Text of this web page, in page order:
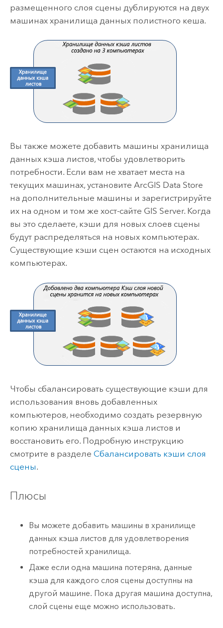
размещенного слоя сцены дублируются на двух
машинах хранилища данных полистного кеша.
Вы также можете добавить машины хранилища
данных кэша листов, чтобы удовлетворить
потребности. Если вам не хватает места на
текущих машинах, установите ArcGIS Data Store
на дополнительные машины и зарегистрируйте
их на одном и том же хост-сайте GIS Server. Когда
вы это сделаете, кэши для новых слоев сцены
будут распределяться на новых компьютерах.
Существующие кэши сцен остаются на исходных
компьютерах.
Чтобы сбалансировать существующие кэши для
использования вновь добавленных
компьютеров, необходимо создать резервную
копию хранилища данных кэша листов и
восстановить его. Подробную инструкцию
смотрите в разделе Сбалансировать кэши слоя
сцены.
Плюсы
Вы можете добавить машины в хранилище
данных кэша листов для удовлетворения
потребностей хранилища.
Даже если одна машина потеряна, данные
кэша для каждого слоя сцены доступны на
другой машине. Пока другая машина доступна,
слой сцены еще можно использовать.